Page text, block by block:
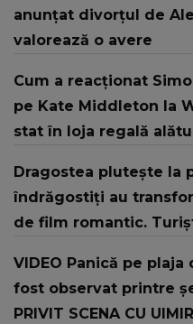
anunțat divorțul de
valorează o avere
Cum a reacționat
pe Kate Middleton la
stat în loja regală
Dragostea plutește la
îndrăgostiți au
de film romantic.
VIDEO Panică pe plaja
fost observat printre
PRIVIT SCENA CU